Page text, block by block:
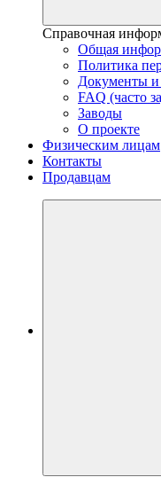
Справочная
Общая
Политика
Документы и
FAQ (часто
Заводы
О проекте
Физическим лицам
Контакты
Продавцам